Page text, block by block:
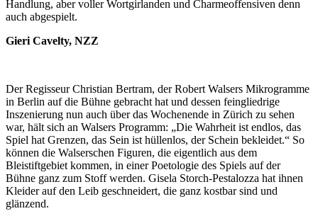
Handlung, aber voller Wortgirlanden und Charmeoffensiven denn
auch abgespielt.
Gieri Cavelty, NZZ
Der Regisseur Christian Bertram, der Robert Walsers Mikrogramme
in Berlin auf die Bühne gebracht hat und dessen feingliedrige
Inszenierung nun auch über das Wochenende in Zürich zu sehen
war, hält sich an Walsers Programm: „Die Wahrheit ist endlos, das
Spiel hat Grenzen, das Sein ist hüllenlos, der Schein bekleidet.“ So
können die Walserschen Figuren, die eigentlich aus dem
Bleistiftgebiet kommen, in einer Poetologie des Spiels auf der
Bühne ganz zum Stoff werden. Gisela Storch-Pestalozza hat ihnen
Kleider auf den Leib geschneidert, die ganz kostbar sind und
glänzend.